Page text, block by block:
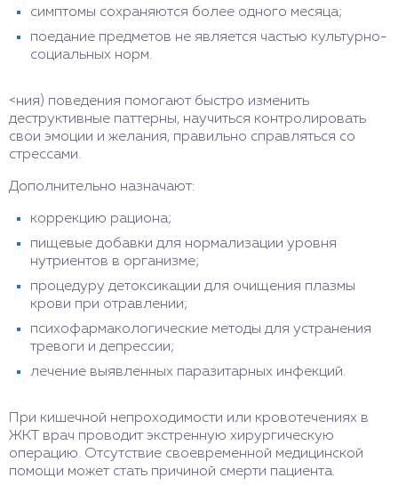
симптомы сохраняются более одного месяца;
поедание предметов не является частью культурно-
социальных норм.
<ния) поведения помогают быстро изменить
деструктивные паттерны, научиться контролировать
свои эмоции и желания, правильно справляться со
стрессами.
Дополнительно назначают:
коррекцию рациона;
пищевые добавки для нормализации уровня
нутриентов в организме;
процедуру детоксикации для очищения плазмы
крови при отравлении;
психофармакологические методы для устранения
тревоги и депрессии;
лечение выявленных паразитарных инфекций.
При кишечной непроходимости или кровотечениях в
ЖКТ врач проводит экстренную хирургическую
операцию. Отсутствие своевременной медицинской
помощи может стать причиной смерти пациента.